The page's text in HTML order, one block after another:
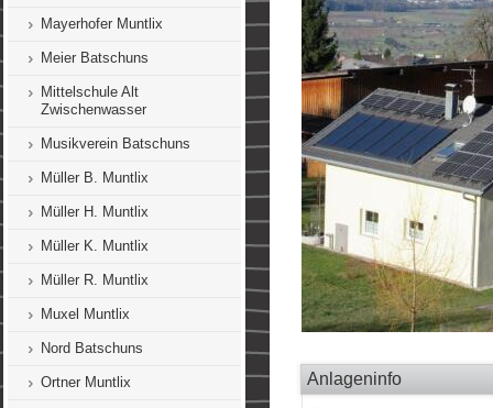
Mayerhofer Muntlix
Meier Batschuns
Mittelschule Alt
Zwischenwasser
Musikverein Batschuns
Müller B. Muntlix
Müller H. Muntlix
Müller K. Muntlix
Müller R. Muntlix
Muxel Muntlix
Nord Batschuns
Ortner Muntlix Anlageninfo